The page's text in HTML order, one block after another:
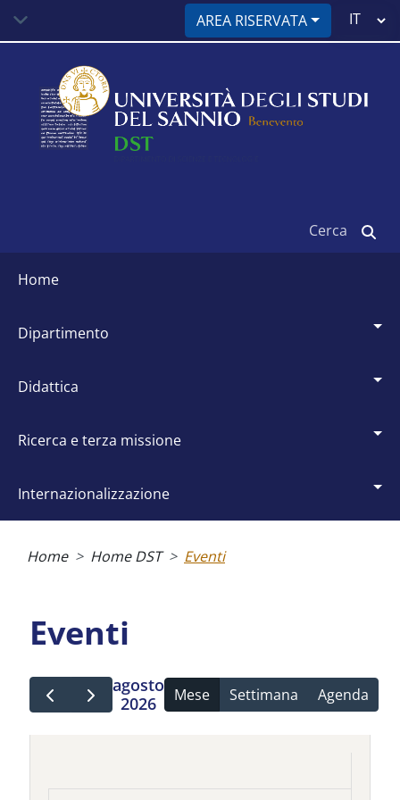
contenuto
AREA RISERVATA
Select
dipartimentali
home
dipartimento
didattica
ricerca e terza missione
internazionalizzazione
Home Home DST Eventi
Eventi
agosto
2026
Mese Settimana Agenda